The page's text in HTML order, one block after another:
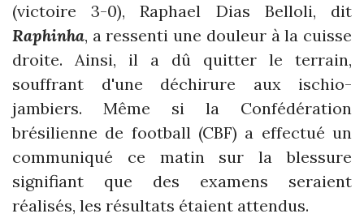
(victoire 3-0), Raphael Dias Belloli, dit
Raphinha, a ressenti une douleur à la cuisse
droite. Ainsi, il a dû quitter le terrain,
souffrant d'une déchirure aux ischio-
jambiers. Même si la Confédération
brésilienne de football (CBF) a effectué un
communiqué ce matin sur la blessure
signifiant que des examens seraient
réalisés, les résultats étaient attendus.